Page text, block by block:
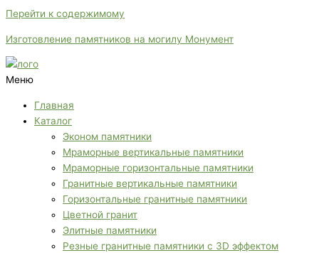
Перейти к содержимому
Изготовление памятников на могилу Монумент
Меню
Главная
Каталог
Эконом памятники
Мраморные вертикальные памятники
Мраморные горизонтальные памятники
Гранитные вертикальные памятники
Горизонтальные гранитные памятники
Цветной гранит
Элитные памятники
Резные гранитные памятники с 3D эффектом